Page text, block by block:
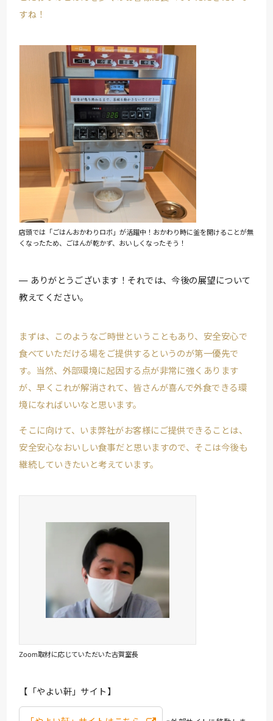
すね！
店頭では「ごはんおかわりロボ」が活躍中！おかわり時に釜を開けることが無
くなったため、ごはんが乾かず、おいしくなったそう！
ありがとうございます！それでは、今後の展望について
教えてください。
まずは、このようなご時世ということもあり、安全安心で
食べていただける場をご提供するというのが第一優先で
す。当然、外部環境に起因する点が非常に強くあります
が、早くこれが解消されて、皆さんが喜んで外食できる環
境になればいいなと思います。
そこに向けて、いま弊社がお客様にご提供できることは、
安全安心なおいしい食事だと思いますので、そこは今後も
継続していきたいと考えています。
Zoom取材に応じていただいた古賀室長
【「やよい軒」サイト】